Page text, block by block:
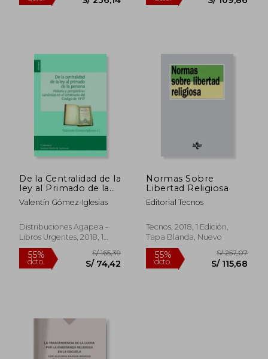
55% 55%
dcto.
De la Centralidad de la
ley al Primado de la
Persona
Valentín Gómez-Iglesias
Distribuciones Agapea -
Libros Urgentes, 2018, 1
Edición, Tapa Blanda,
Nuevo
Normas Sobre
Libertad Religiosa
Editorial Tecnos
Tecnos, 2018, 1 Edición,
Tapa Blanda, Nuevo